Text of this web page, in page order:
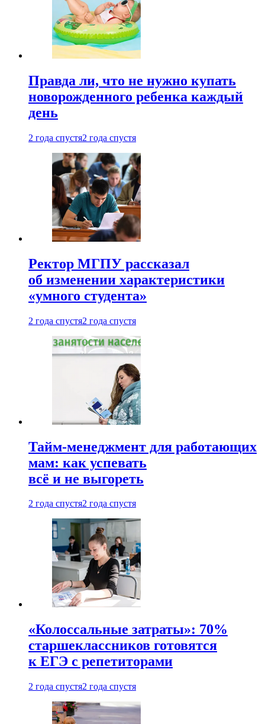
Правда ли, что не нужно купать
новорожденного ребенка каждый
день
2 года спустя2 года спустя
Ректор МГПУ рассказал
об изменении характеристики
«умного студента»
2 года спустя2 года спустя
Тайм-менеджмент для работающих
мам: как успевать
всё и не выгореть
2 года спустя2 года спустя
«Колоссальные затраты»: 70%
старшеклассников готовятся
к ЕГЭ с репетиторами
2 года спустя2 года спустя